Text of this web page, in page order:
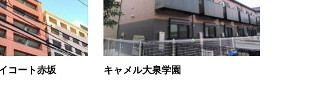
コート赤坂 キャメル大泉学園